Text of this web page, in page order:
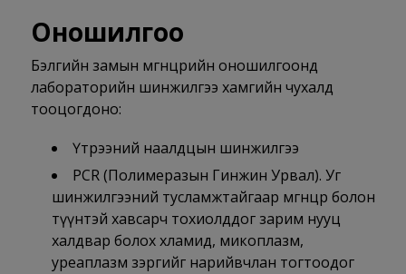
Оношилгоо
Бэлгийн замын мөөгөнцрийн оношилгоонд
лабораторийн шинжилгээ хамгийн чухалд
тооцогдоно:
Үтрээний наалдцын шинжилгээ
PCR (Полимеразын Гинжин Урвал). Уг
шинжилгээний тусламжтайгаар мөөгөнцөр болон
түүнтэй хавсарч тохиолддог зарим нууц
халдвар болох хламид, микоплазм,
уреаплазм зэргийг нарийвчлан тогтоодог